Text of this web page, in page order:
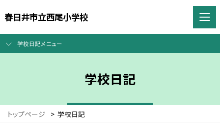
春日井市立西尾小学校
学校日記メニュー
学校日記
トップページ > 学校日記